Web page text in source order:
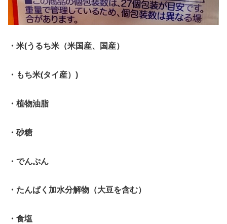
・米(うるち米（米国産、国産）
・もち米(タイ産）)
・植物油脂
・砂糖
・でんぷん
・たんぱく加水分解物（大豆を含む）
・食塩